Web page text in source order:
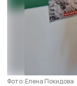
Фото: Елена Покидова